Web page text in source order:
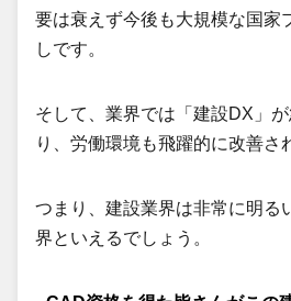
要は衰えず今後も大規模な国家
しです。
そして、業界では「建設DX」
り、労働環境も飛躍的に改善さ
つまり、建設業界は非常に明る
界といえるでしょう。